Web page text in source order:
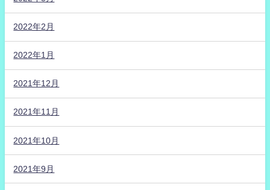
2022年2月
2022年1月
2021年12月
2021年11月
2021年10月
2021年9月